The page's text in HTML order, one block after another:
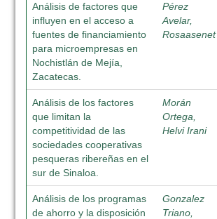
Análisis de factores que
influyen en el acceso a
fuentes de financiamiento
para microempresas en
Nochistlán de Mejía,
Zacatecas.
Pérez
Avelar,
Rosaasenet
Análisis de los factores
que limitan la
competitividad de las
sociedades cooperativas
pesqueras ribereñas en el
sur de Sinaloa.
Morán
Ortega,
Helvi Irani
Análisis de los programas
de ahorro y la disposición
Gonzalez
Triano,